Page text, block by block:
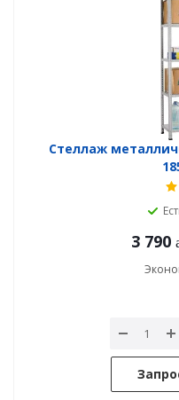
Стеллаж
3 790